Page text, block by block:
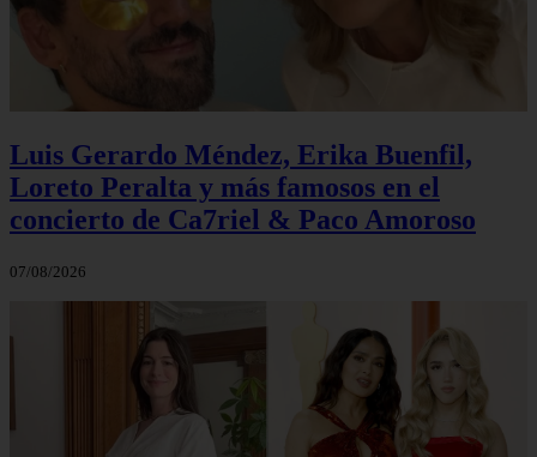
Luis Gerardo Méndez, Erika Buenfil,
Loreto Peralta y más famosos en el
concierto de Ca7riel & Paco Amoroso
07/08/2026